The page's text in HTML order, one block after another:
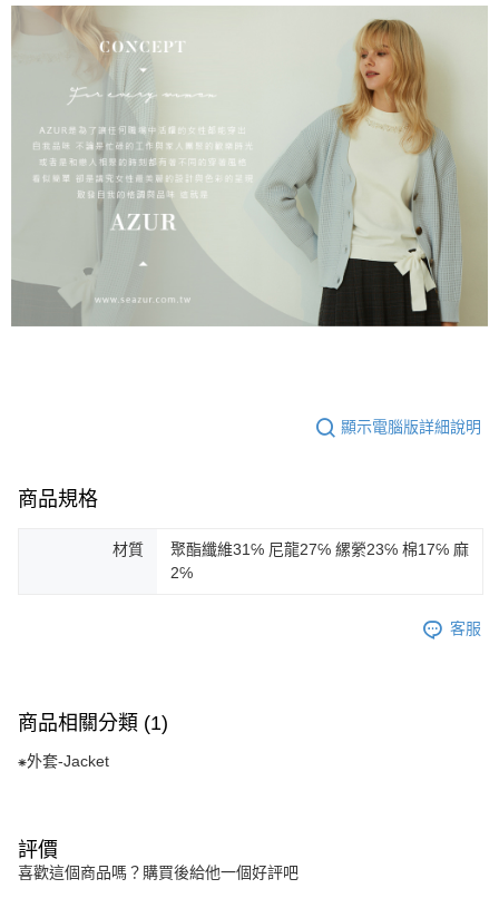
顯示電腦版詳細說明
商品規格
材質
聚酯纖維31℅ 尼龍27℅ 縲縈23℅ 棉17℅ 麻
2℅
客服
商品相關分類 (1)
⁕外套-Jacket
評價
喜歡這個商品嗎？購買後給他一個好評吧